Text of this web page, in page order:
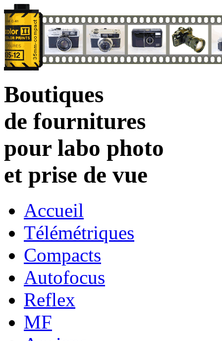
Boutiques
de fournitures
pour labo photo
et prise de vue
Accueil
Télémétriques
Compacts
Autofocus
Reflex
MF